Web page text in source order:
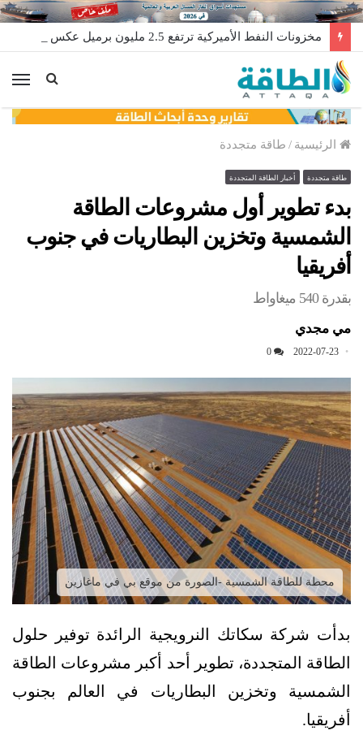
الرئيسية / طاقة متجددة
طاقة متجددة أخبار الطاقة المتجددة
بدء تطوير أول مشروعات الطاقة
الشمسية وتخزين البطاريات في جنوب
أفريقيا
بقدرة 540 ميغاواط
مي مجدي
2022-07-23
0
محطة للطاقة الشمسية -الصورة من موقع بي في ماغازين
بدأت شركة سكاتك النرويجية الرائدة توفير حلول
الطاقة المتجددة، تطوير أحد أكبر مشروعات الطاقة
الشمسية وتخزين البطاريات في العالم بجنوب
أفريقيا.